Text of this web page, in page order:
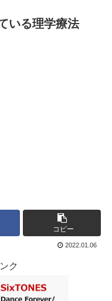
いる理学療法
コピー
2022.01.06
ク